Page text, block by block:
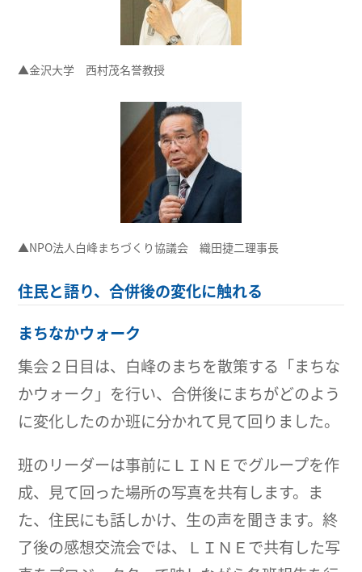
▲金沢大学 西村茂名誉教授
▲NPO法人白峰まちづくり協議会 織田捷二理事長
住民と語り、合併後の変化に触れる
まちなかウォーク
集会２日目は、白峰のまちを散策する「まちな
かウォーク」を行い、合併後にまちがどのよう
に変化したのか班に分かれて見て回りました。
班のリーダーは事前にＬＩＮＥでグループを作
成、見て回った場所の写真を共有します。ま
た、住民にも話しかけ、生の声を聞きます。終
了後の感想交流会では、ＬＩＮＥで共有した写